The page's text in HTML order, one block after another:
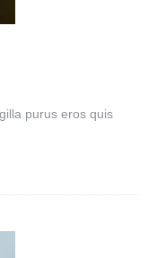
purus eros quis